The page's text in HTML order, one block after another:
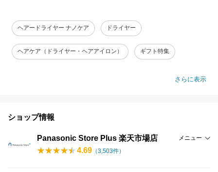
ヘアードライヤー ナノケア ドライヤー
ヘアケア（ドライヤー・ヘアアイロン） ギフト特集
さらに表示
ショップ情報
Panasonic Store Plus 楽天市場店 メニュー
4.69 （3,503件）